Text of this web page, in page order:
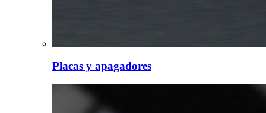
Placas y apagadores